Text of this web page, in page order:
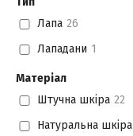
Лапа 26
Лападани 1
Матеріал
Штучна шкіра 22
Натуральна шкіра